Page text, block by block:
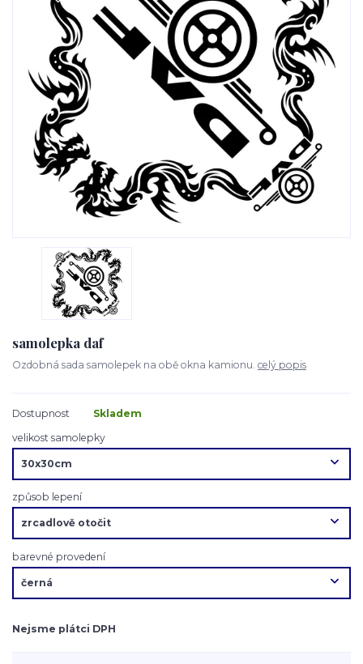
samolepka daf
Ozdobná sada samolepek na obě okna kamionu. celý popis
Dostupnost
Skladem
velikost samolepky
způsob lepení
barevné provedení
Nejsme plátci DPH